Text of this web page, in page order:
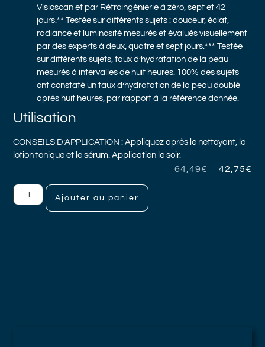
Visioscan et par Rétroingénierie à zéro, sept et 42
jours.** Testée sur différents sujets : douceur, éclat,
radiance et luminosité mesurés et évalués visuellement
par des experts à deux, quatre et sept jours.*** Testée
sur différents sujets, taux d’hydratation de la peau
mesurés à intervalles de huit heures. 100% des sujets
ont constaté un taux d’hydratation de la peau doublé
après huit heures, par rapport à la référence donnée.
Utilisation
CONSEILS D’APPLICATION : Appliquez après le nettoyant, la
lotion tonique et le sérum. Application le soir.
64,49€ 42,75€
Ajouter au panier